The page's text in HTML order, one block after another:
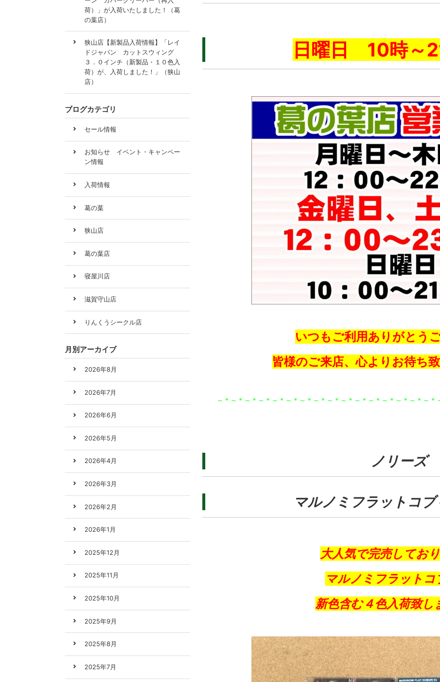
日曜日 10時～
いつもご利用ありがとう
皆様のご来店、心よりお待ち
～＊～＊～＊～＊～＊～＊～＊～＊～＊～＊～＊～＊～＊～＊～＊～
ノリーズ
マルノミフラットコブ
大人気で完売してお
マルノミフラットコ
新色含む４色入荷致し
荷）」が入荷いたしました！（葛
の葉店）
狭山店【新製品入荷情報】「レイ
ドジャパン カットスウィング
３．０インチ（新製品・１０色入
荷）が、入荷しました！」（狭山
店）
ブログカテゴリ
セール情報
お知らせ イベント・キャンペー
ン情報
入荷情報
葛の葉
狭山店
葛の葉店
寝屋川店
滋賀守山店
りんくうシークル店
月別アーカイブ
2026年8月
2026年7月
2026年6月
2026年5月
2026年4月
2026年3月
2026年2月
2026年1月
2025年12月
2025年11月
2025年10月
2025年9月
2025年8月
2025年7月